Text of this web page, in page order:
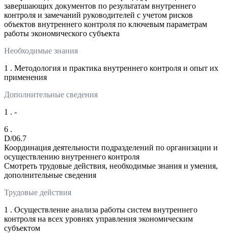
завершающих документов по результатам внутреннего
контроля и замечаний руководителей с учетом рисков
объектов внутреннего контроля по ключевым параметрам
работы экономического субъекта
Необходимые знания
1 . Методология и практика внутреннего контроля и опыт их
применения
Дополнительные сведения
1 . -
6 .
D/06.7
Координация деятельности подразделений по организации и
осуществлению внутреннего контроля
Смотреть трудовые действия, необходимые знания и умения,
дополнительные сведения
Трудовые действия
1 . Осуществление анализа работы систем внутреннего
контроля на всех уровнях управления экономическим
субъектом